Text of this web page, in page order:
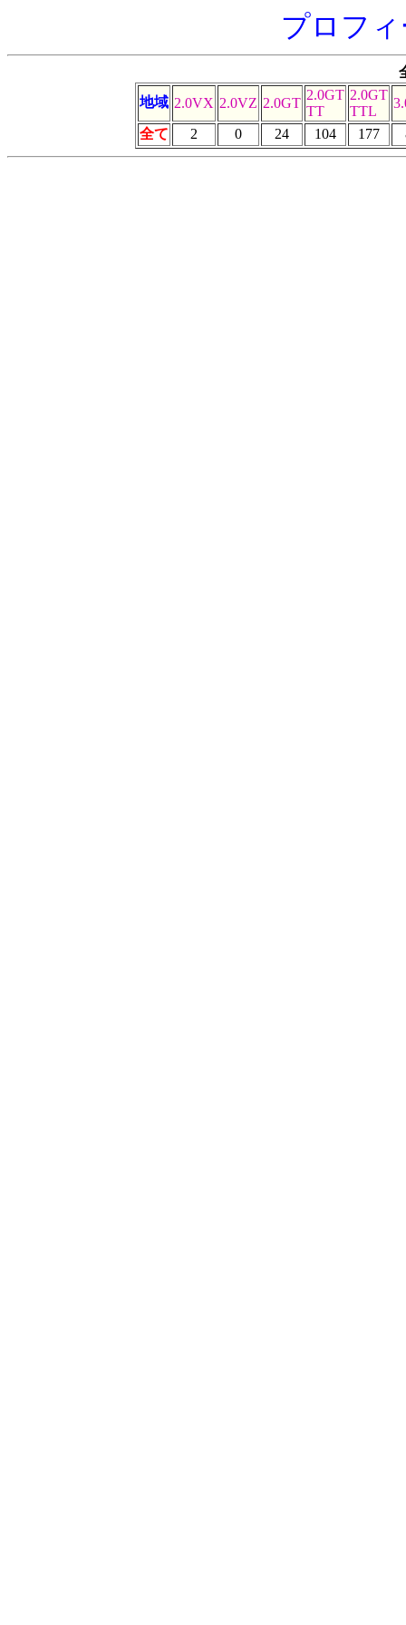
プロフ
地域 2.0VX 2.0VZ 2.0GT
2.0GT
TT
2.0GT
TTL
全て
2 0 24 104 177